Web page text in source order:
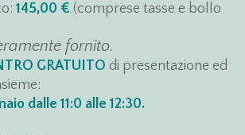
145,00 € (comprese tasse e bollo
fornito.
GRATUITOdi presentazione ed
dalle 11:0 alle 12:30.